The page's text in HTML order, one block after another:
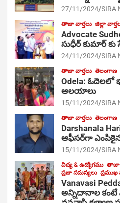
27/11/2024 SIRA
తాజా వార్తలు జిల్లా
Advocate
సుధీర్ కుమార్
24/11/2024 SIRA
తాజా వార్తలు తెలంగాణ
Odela: ఓదెల‌లో
ఆల‌యాలు
15/11/2024 SIRA
తాజా వార్తలు తెలంగాణ
Darshanala
ఆఫీసర్‌గా
15/11/2024 SIRA
విద్య & ఉద్యోగము తాజా
ప్రజా సమస్యలు ప్రముఖ
Vanavasi
అన్నిదానాల కంటే